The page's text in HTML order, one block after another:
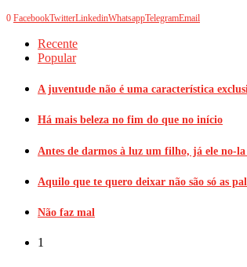
0 FacebookTwitterLinkedinWhatsappTelegramEmail
Recente
Popular
A juventude não é uma característica
Há mais beleza no fim do que no início
Antes de darmos à luz um filho, já ele no-la
Aquilo que te quero deixar não são só as
Não faz mal
1